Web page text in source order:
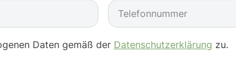
Daten gemäß der Datenschutzerklärung zu.